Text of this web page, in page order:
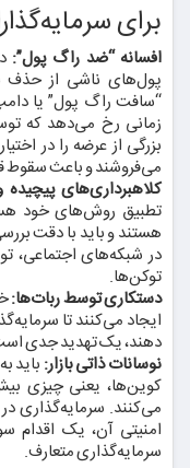
برای
افسانه “ضد راگ پول”:
پول‌های ناشی از حذف
“سافت راگ پول” یا
زمانی رخ می‌دهد که
بزرگی از عرضه را در
می‌فروشند و باعث
کلاهبرداری‌های پیچیده
تطبیق روش‌های خود
هستند و باید با دقت
در شبکه‌های اجتماعی،
توکن‌ها.
دستکاری توسط ربات‌ها:
ایجاد می‌کنند تا
دهند، یک تهدید جدی
نوسانات ذاتی بازار: باید
می‌کنند. سرمایه‌گذاری
امنیتی آن، یک اقدام
سرمایه‌گذاری متعارف.